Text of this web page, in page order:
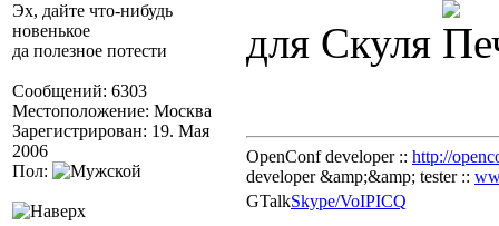
Эх, дайте что-нибудь
новенькое
да полезное потести
Сообщений: 6303
Местоположение: Москва
Зарегистрирован: 19. Мая
2006
Пол:
для Скуля
OpenConf developer :: http://
developer &amp;&amp; tester ::
GTalkSkype/VoIPICQ